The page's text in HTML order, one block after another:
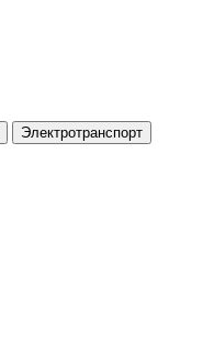
Электротранспорт